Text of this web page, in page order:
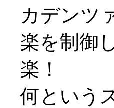
カデンツ
楽を制御
楽！
何という